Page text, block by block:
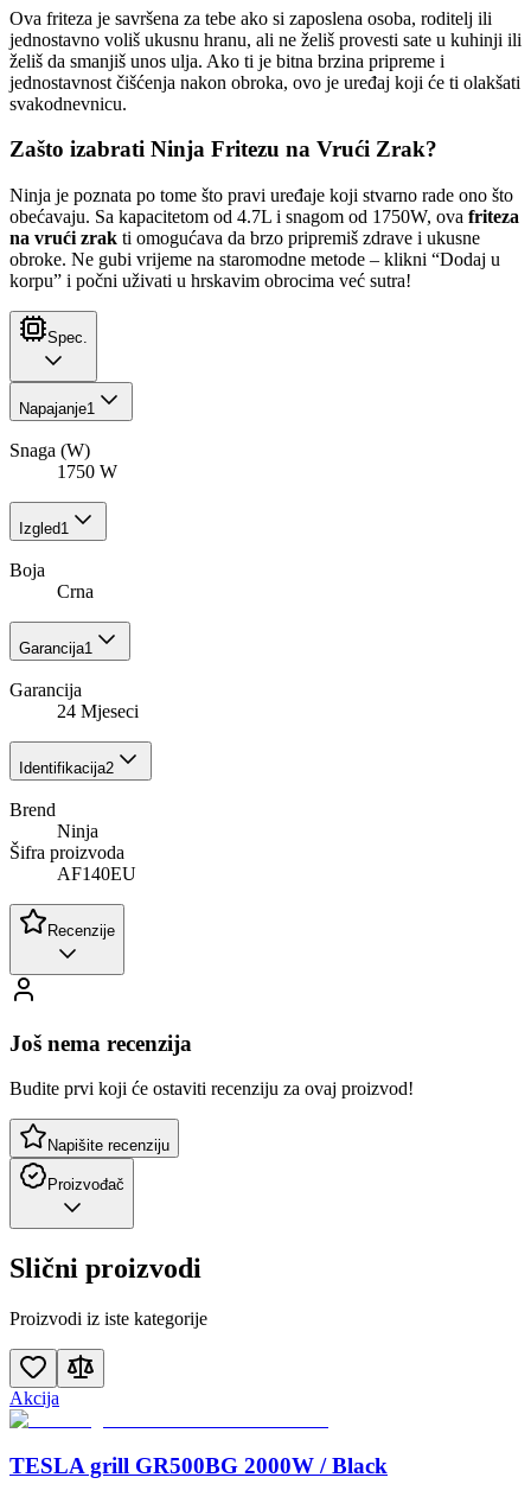
Ova friteza je savršena za tebe ako si zaposlena osoba, roditelj ili
jednostavno voliš ukusnu hranu, ali ne želiš provesti sate u kuhinji ili
želiš da smanjiš unos ulja. Ako ti je bitna brzina pripreme i
jednostavnost čišćenja nakon obroka, ovo je uređaj koji će ti olakšati
svakodnevnicu.
Zašto izabrati Ninja Fritezu na Vrući Zrak?
Ninja je poznata po tome što pravi uređaje koji stvarno rade ono što
obećavaju. Sa kapacitetom od 4.7L i snagom od 1750W, ova friteza
na vrući zrak ti omogućava da brzo pripremiš zdrave i ukusne
obroke. Ne gubi vrijeme na staromodne metode – klikni “Dodaj u
korpu” i počni uživati u hrskavim obrocima već sutra!
Spec.
Napajanje1
Snaga (W)
1750 W
Izgled1
Boja
Crna
Garancija1
Garancija
24 Mjeseci
Identifikacija2
Brend
Ninja
Šifra proizvoda
AF140EU
Recenzije
Još nema recenzija
Budite prvi koji će ostaviti recenziju za ovaj proizvod!
Napišite recenziju
Proizvođač
Slični proizvodi
Proizvodi iz iste kategorije
Akcija
TESLA grill GR500BG 2000W / Black